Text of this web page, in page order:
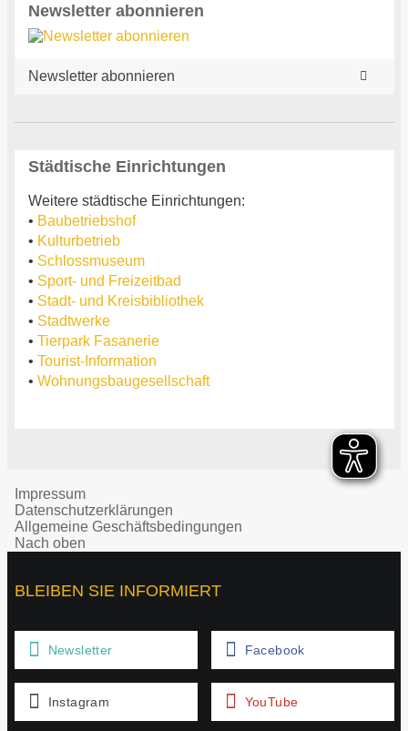
Newsletter abonnieren
Newsletter abonnieren
Städtische Einrichtungen
Weitere städtische Einrichtungen:
• Baubetriebshof
• Kulturbetrieb
• Schlossmuseum
• Sport- und Freizeitbad
• Stadt- und Kreisbibliothek
• Stadtwerke
• Tierpark Fasanerie
• Tourist-Information
• Wohnungsbaugesellschaft
Impressum
Datenschutzerklärungen
Allgemeine Geschäftsbedingungen
Nach oben
BLEIBEN SIE INFORMIERT
Newsletter Facebook
Instagram YouTube